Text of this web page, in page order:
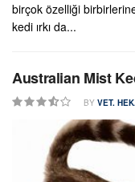
birçok özelliği
kedi ırkı da...
Australian Mist
BY VET.